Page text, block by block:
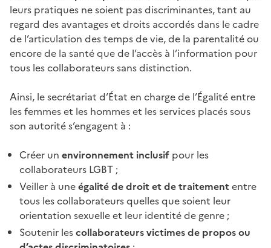
leurs pratiques ne soient pas discriminantes, tant au
regard des avantages et droits accordés dans le cadre
de l’articulation des temps de vie, de la parentalité ou
encore de la santé que de l’accès à l’information pour
tous les collaborateurs sans distinction.
Ainsi, le secrétariat d’État en charge de l’Égalité entre
les femmes et les hommes et les services placés sous
son autorité s’engagent à :
Créer un environnement inclusif pour les
collaborateurs LGBT ;
Veiller à uneégalité de droit et de traitemententre
tous les collaborateurs quelles que soient leur
orientation sexuelle et leur identité de genre ;
Soutenir lescollaborateurs victimes de propos ou